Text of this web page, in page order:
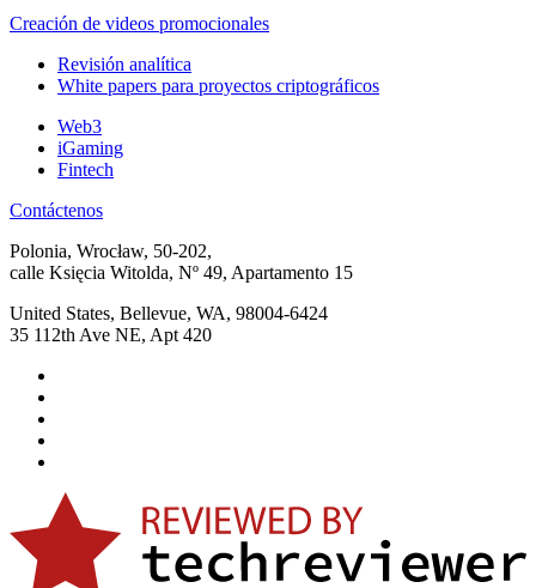
Creación de videos promocionales
Revisión analítica
White papers para proyectos criptográficos
Web3
iGaming
Fintech
Contáctenos
Polonia, Wrocław, 50-202,
calle Księcia Witolda, Nº 49, Apartamento 15
United States, Bellevue, WA, 98004-6424
35 112th Ave NE, Apt 420